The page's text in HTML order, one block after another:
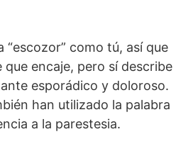
“escozor” como tú, así que
encaje, pero sí describe
esporádico y doloroso.
han utilizado la palabra
a la parestesia.